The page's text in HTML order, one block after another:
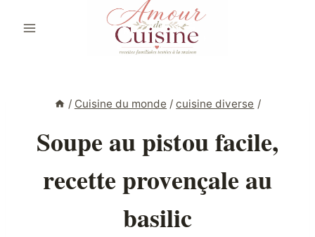
/ Cuisine du monde / cuisine diverse /
Soupe au pistou facile,
recette provençale au
basilic